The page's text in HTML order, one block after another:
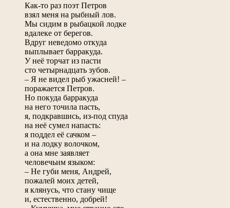
Как-то раз поэт Петров
взял меня на рыбный лов.
Мы сидим в рыбацкой лодке
вдалеке от берегов.
Вдруг неведомо откуда
выплывает барракуда.
У неё торчат из пасти
сто четырнадцать зубов.
– Я не видел рыб ужасней! –
поражается Петров.
Но покуда барракуда
на него точила пасть,
я, подкравшись, из-под спуда
на неё сумел напасть:
я поддел её сачком –
и на лодку волочком,
а она мне заявляет
человечьим языком:
– Не губи меня, Андрей,
пожалей моих детей,
я клянусь, что стану чище
и, естественно, добрей!